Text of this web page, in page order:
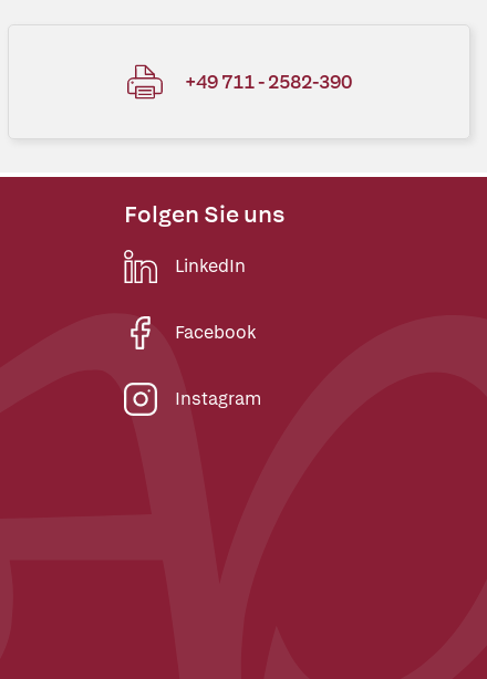
+49 711 - 2582-390
Folgen Sie uns
LinkedIn
Facebook
Instagram